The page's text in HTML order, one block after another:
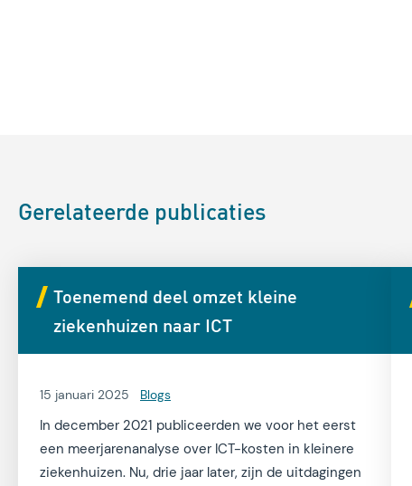
Gerelateerde publicaties
Toenemend deel omzet kleine
ziekenhuizen naar ICT
15 januari 2025 Blogs
In december 2021 publiceerden we voor het eerst
een meerjarenanalyse over ICT-kosten in kleinere
ziekenhuizen. Nu, drie jaar later, zijn de uitdagingen